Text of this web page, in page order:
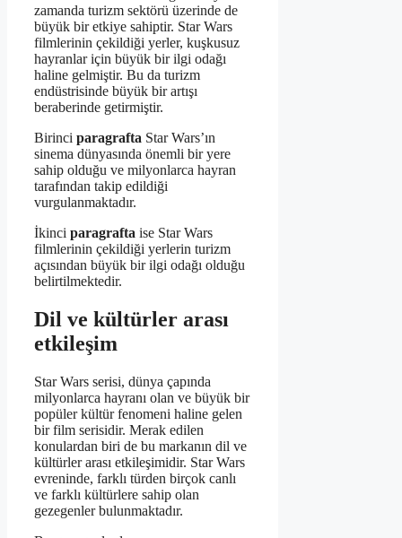
zamanda turizm sektörü üzerinde de
büyük bir etkiye sahiptir. Star Wars
filmlerinin çekildiği yerler, kuşkusuz
hayranlar için büyük bir ilgi odağı
haline gelmiştir. Bu da turizm
endüstrisinde büyük bir artışı
beraberinde getirmiştir.
Birinci paragrafta Star Wars’ın
sinema dünyasında önemli bir yere
sahip olduğu ve milyonlarca hayran
tarafından takip edildiği
vurgulanmaktadır.
İkinci paragrafta ise Star Wars
filmlerinin çekildiği yerlerin turizm
açısından büyük bir ilgi odağı olduğu
belirtilmektedir.
Dil ve kültürler arası
etkileşim
Star Wars serisi, dünya çapında
milyonlarca hayranı olan ve büyük bir
popüler kültür fenomeni haline gelen
bir film serisidir. Merak edilen
konulardan biri de bu markanın dil ve
kültürler arası etkileşimidir. Star Wars
evreninde, farklı türden birçok canlı
ve farklı kültürlere sahip olan
gezegenler bulunmaktadır.